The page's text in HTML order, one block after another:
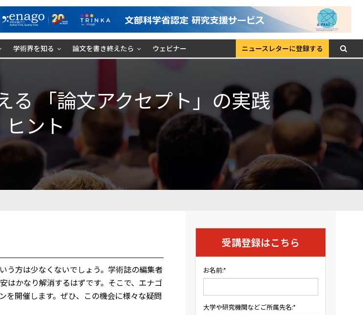
学術界を知る 論文を書き終えたら ウェビナー ニュースレターに登録する
る 「論文アクセプト」の実践
ヒント
う方は少なくないでしょう。学術誌の編集者
はかなり解消するはずです。そこで、エナゴ
を開催します。ぜひ、この機会に様々な疑問
受講登録はこちら
お名前:*
大学や研究機関などご所属先名:*